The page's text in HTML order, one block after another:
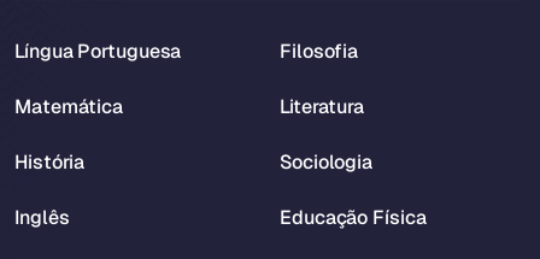
Língua Portuguesa
Matemática
História
Inglês
Filosofia
Literatura
Sociologia
Educação Física